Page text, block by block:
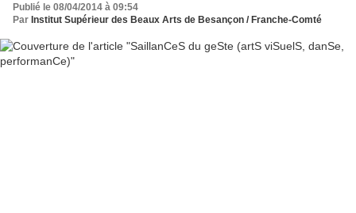
Publié le 08/04/2014 à 09:54
Par Institut Supérieur des Beaux Arts de Besançon / Franche-Comté